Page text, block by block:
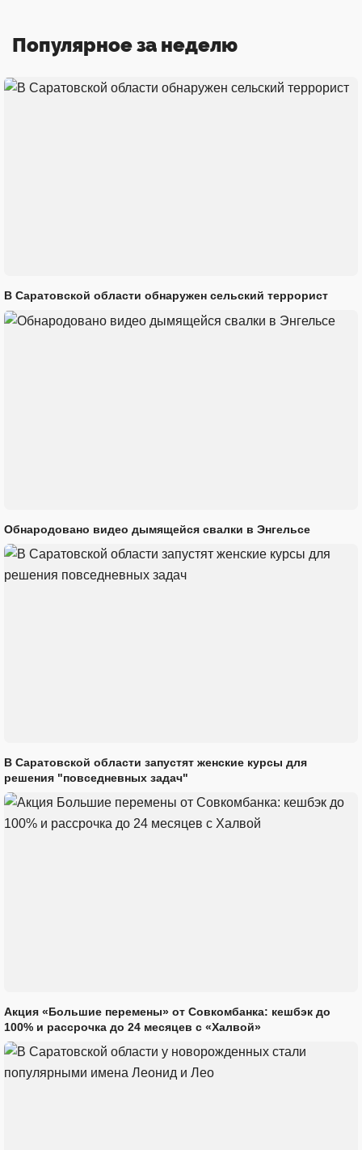
Популярное за неделю
В Саратовской области обнаружен сельский террорист
Обнародовано видео дымящейся свалки в Энгельсе
В Саратовской области запустят женские курсы для
решения "повседневных задач"
Акция «Большие перемены» от Совкомбанка: кешбэк до
100% и рассрочка до 24 месяцев с «Халвой»